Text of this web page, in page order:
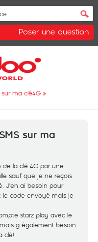
Poser une question
ma clé4G »
sur ma
la clé 4G par une
sauf que je ne reçois
J'en ai besoin pour
le code envoyé mais je
starz play avec le
g également besoin
clé!